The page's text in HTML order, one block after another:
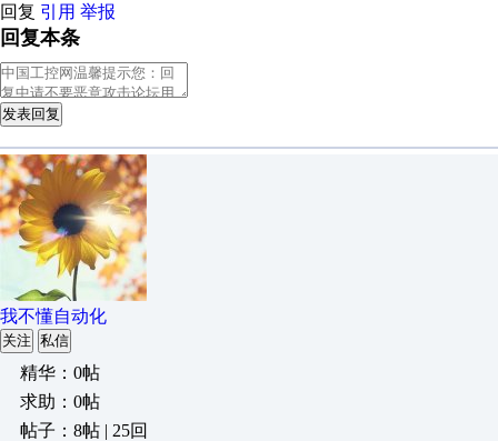
回复 引用 举报
回复本条
发表回复
我不懂自动化
关注 私信
精华：0帖
求助：0帖
帖子：8帖 | 25回